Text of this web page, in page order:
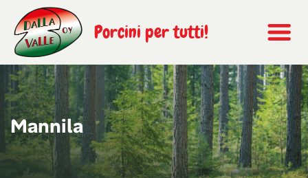
Porcini per tutti!
Mannila